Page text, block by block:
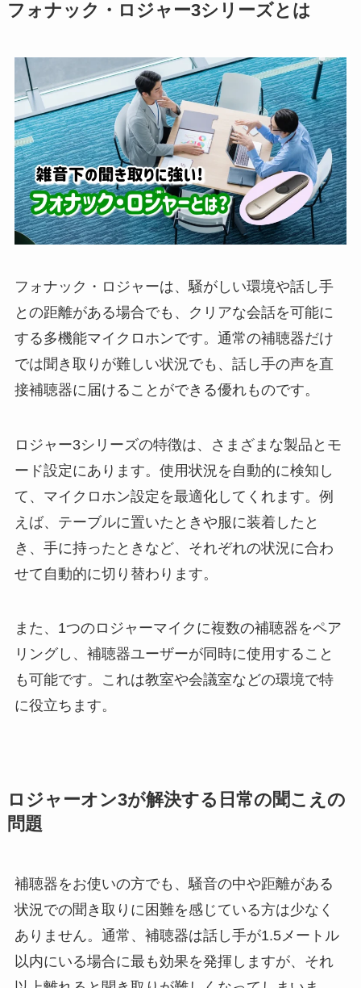
フォナック・ロジャー3シリーズとは
フォナック・ロジャーは、騒がしい環境や話し手
との距離がある場合でも、クリアな会話を可能に
する多機能マイクロホンです。通常の補聴器だけ
では聞き取りが難しい状況でも、話し手の声を直
接補聴器に届けることができる優れものです。
ロジャー3シリーズの特徴は、さまざまな製品とモ
ード設定にあります。使用状況を自動的に検知し
て、マイクロホン設定を最適化してくれます。例
えば、テーブルに置いたときや服に装着したと
き、手に持ったときなど、それぞれの状況に合わ
せて自動的に切り替わります。
また、1つのロジャーマイクに複数の補聴器をペア
リングし、補聴器ユーザーが同時に使用すること
も可能です。これは教室や会議室などの環境で特
に役立ちます。
ロジャーオン3が解決する日常の聞こえの
問題
補聴器をお使いの方でも、騒音の中や距離がある
状況での聞き取りに困難を感じている方は少なく
ありません。通常、補聴器は話し手が1.5メートル
以内にいる場合に最も効果を発揮しますが、それ